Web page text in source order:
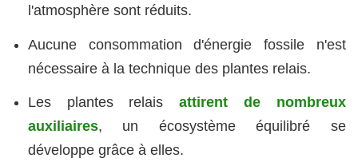
l'atmosphère sont réduits.
Aucune consommation d'énergie fossile n'est
nécessaire à la technique des plantes relais.
Les plantes relaisattirent de nombreux
auxiliaires, un écosystème équilibré se
développe grâce à elles.